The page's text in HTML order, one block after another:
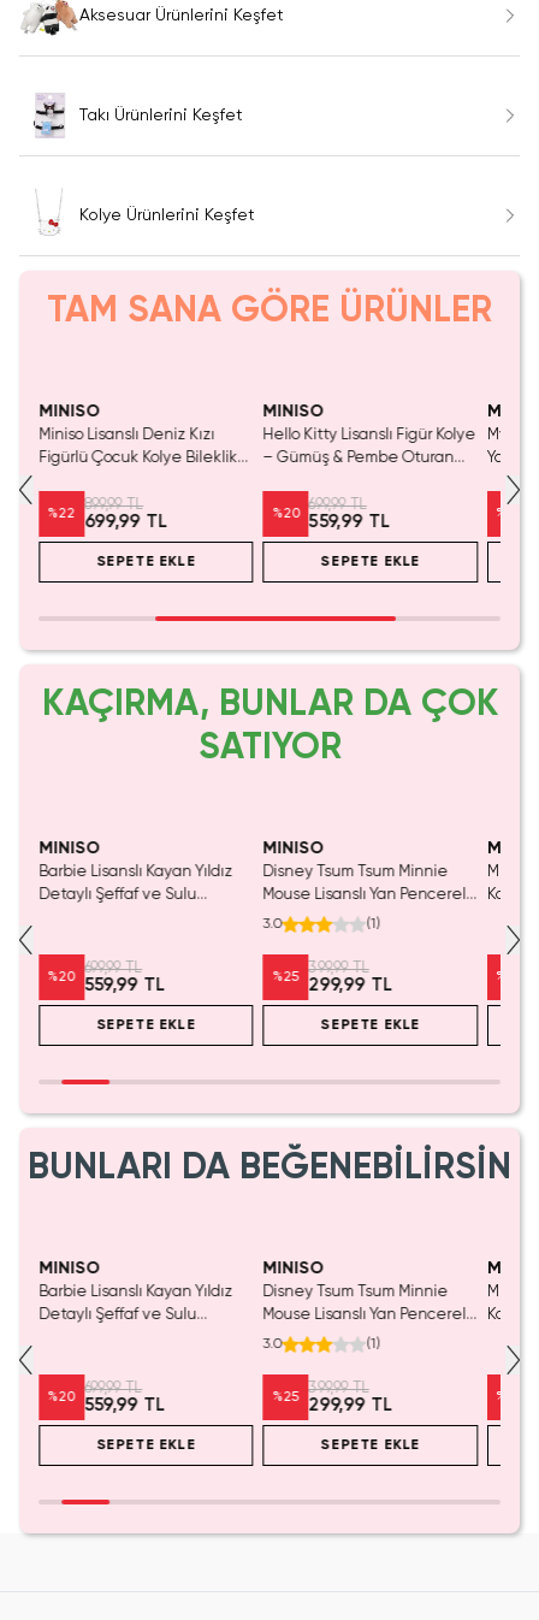
Aksesuar Ürünlerini Keşfet
Takı Ürünlerini Keşfet
Kolye Ürünlerini Keşfet
TAM SANA GÖRE ÜRÜNLER
MINISO
Miniso Lisanslı Deniz Kızı
Figürlü Çocuk Kolye Bileklik
%22
899,99 TL
699,99 TL
SEPETE EKLE
MINISO
Hello Kitty Lisanslı Figür Kolye
– Gümüş & Pembe Oturan
%20
699,99 TL
559,99 TL
SEPETE EKLE
My
Yap
Takı
%
KAÇIRMA, BUNLAR DA ÇOK
SATIYOR
MINISO
Barbie Lisanslı Kayan Yıldız
Detaylı Şeffaf ve Sulu
%20
699,99 TL
559,99 TL
SEPETE EKLE
MINISO
Disney Tsum Tsum Minnie
Mouse Lisanslı Yan Pencereli
Mini Saklama Kutusu –
3.0 (1)
%25
399,99 TL
299,99 TL
SEPETE EKLE
Miniso
%
BUNLARI DA BEĞENEBİLİRSİN
MINISO
Barbie Lisanslı Kayan Yıldız
Detaylı Şeffaf ve Sulu
%20
699,99 TL
559,99 TL
SEPETE EKLE
MINISO
Disney Tsum Tsum Minnie
Mouse Lisanslı Yan Pencereli
Mini Saklama Kutusu –
3.0 (1)
%25
399,99 TL
299,99 TL
SEPETE EKLE
Miniso
%